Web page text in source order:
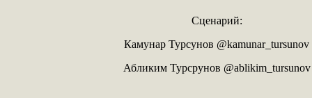
Сценарий:
Камунар Турсунов @kamunar_tursunov
Абликим Турсрунов @ablikim_tursunov